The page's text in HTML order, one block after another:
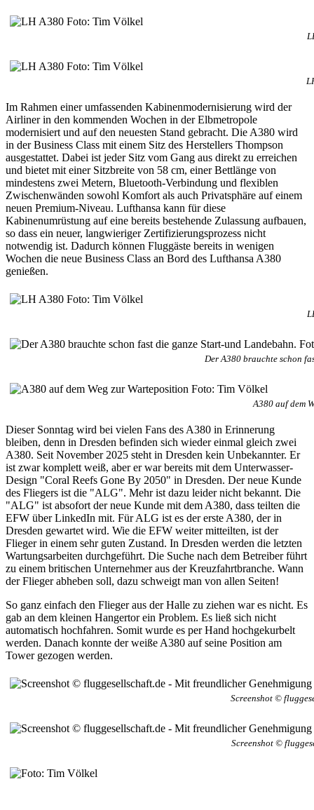
Im Rahmen einer umfassenden Kabinenmodernisierung wird der
Airliner in den kommenden Wochen in der Elbmetropole
modernisiert und auf den neuesten Stand gebracht. Die A380 wird
in der Business Class mit einem Sitz des Herstellers Thompson
ausgestattet. Dabei ist jeder Sitz vom Gang aus direkt zu erreichen
und bietet mit einer Sitzbreite von 58 cm, einer Bettlänge von
mindestens zwei Metern, Bluetooth-Verbindung und flexiblen
Zwischenwänden sowohl Komfort als auch Privatsphäre auf einem
neuen Premium-Niveau. Lufthansa kann für diese
Kabinenumrüstung auf eine bereits bestehende Zulassung aufbauen,
so dass ein neuer, langwieriger Zertifizierungsprozess nicht
notwendig ist. Dadurch können Fluggäste bereits in wenigen
Wochen die neue Business Class an Bord des Lufthansa A380
genießen.
Der A380 brauchte schon
A380 auf dem
Dieser Sonntag wird bei vielen Fans des A380 in Erinnerung
bleiben, denn in Dresden befinden sich wieder einmal gleich zwei
A380. Seit November 2025 steht in Dresden kein Unbekannter. Er
ist zwar komplett weiß, aber er war bereits mit dem Unterwasser-
Design "Coral Reefs Gone By 2050" in Dresden. Der neue Kunde
des Fliegers ist die "ALG". Mehr ist dazu leider nicht bekannt. Die
"ALG" ist absofort der neue Kunde mit dem A380, dass teilten die
EFW über LinkedIn mit. Für ALG ist es der erste A380, der in
Dresden gewartet wird. Wie die EFW weiter mitteilten, ist der
Flieger in einem sehr guten Zustand. In Dresden werden die letzten
Wartungsarbeiten durchgeführt. Die Suche nach dem Betreiber führt
zu einem britischen Unternehmer aus der Kreuzfahrtbranche. Wann
der Flieger abheben soll, dazu schweigt man von allen Seiten!
So ganz einfach den Flieger aus der Halle zu ziehen war es nicht. Es
gab an dem kleinen Hangertor ein Problem. Es ließ sich nicht
automatisch hochfahren. Somit wurde es per Hand hochgekurbelt
werden. Danach konnte der weiße A380 auf seine Position am
Tower gezogen werden.
Screenshot ©
Screenshot ©